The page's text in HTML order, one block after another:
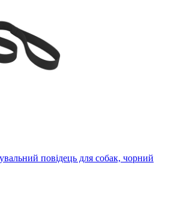
повідець для собак, чорний